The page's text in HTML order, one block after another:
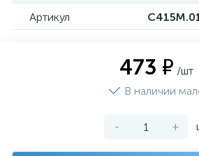
Артикул
473 ₽ /шт
В наличии
- +